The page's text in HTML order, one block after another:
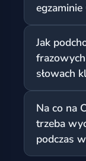
egzaminie
wymagają
rzadkich,
kolokacji
czy
mocno
fragment
Jak
słowach
aktywny
często
dłuższego
uważnie
Na co na
trzeba
podczas